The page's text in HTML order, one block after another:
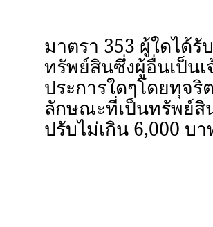
มาตรา 353 ผู้ใดได้
ทรัพย์สินซึ่งผู้อื่นเป็น
ประการใดๆโดยทุจริ
ลักษณะที่เป็นทรัพย์สิ
ปรับไม่เกิน 6,000 บ